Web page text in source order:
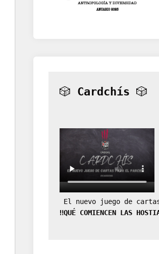
🎲 Cardchís 🎲
El nuevo juego de
‼️QUÉ COMIENCEN LAS